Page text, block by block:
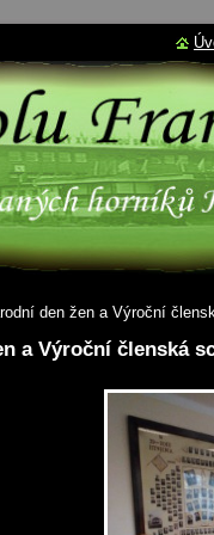
den žen a Výroční
a Výroční členská